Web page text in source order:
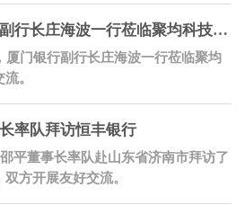
厦门银行副行长庄海波一行莅临聚均科技考察交流
厦门银行副行长庄海波一行莅临聚均
。
率队拜访恒丰银行
平董事长率队赴山东省济南市拜访了
方开展友好交流。